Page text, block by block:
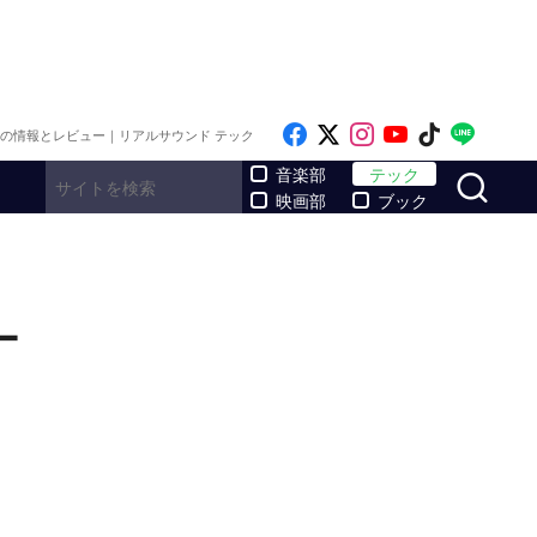
情報とレビュー｜リアルサウンド テック Like on Facebook
Follow on x
Follow on
Follow on
Follow
音楽部
映画部
テック
ブック